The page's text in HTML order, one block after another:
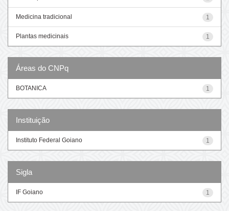
1
Medicina tradicional
1
Plantas medicinais
Áreas do CNPq
1
BOTANICA
Instituição
1
Instituto Federal Goiano
Sigla
1
IF Goiano